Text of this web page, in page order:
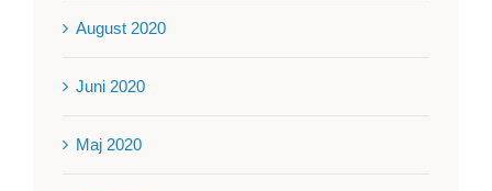
August 2020
Juni 2020
Maj 2020